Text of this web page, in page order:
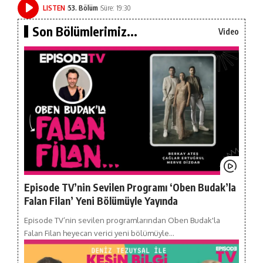
LISTEN 53. Bölüm Süre: 19:30
Son Bölümlerimiz... Video
Episode TV’nin Sevilen Programı ‘Oben Budak’la
Falan Filan’ Yeni Bölümüyle Yayında
Episode TV’nin sevilen programlarından Oben Budak'la
Falan Filan heyecan verici yeni bölümüyle…